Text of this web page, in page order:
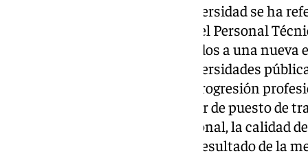
Asimismo, el consejero de Universidad se ha
complementos salariales para el Personal
y Servicios que estarán vinculados a una
homogénea para todas las universidades
dicho colectivo consiste en la progresión
grados sin necesidad de cambiar de puesto de
trayectoria y actuación profesional, la calidad
conocimientos adquiridos y el resultado de la